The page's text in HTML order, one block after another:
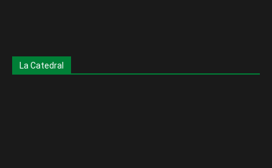
La Catedral